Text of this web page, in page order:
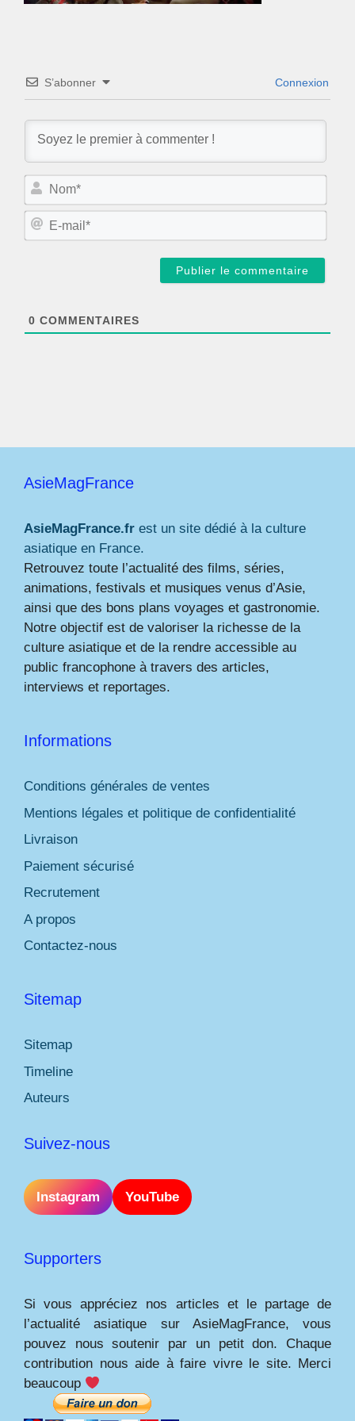
S’abonner Connexion
N
m
E
0 COMMENTAIRES
AsieMagFrance
AsieMagFrance.fr est un site dédié à la culture
asiatique en France.
Retrouvez toute l’actualité des films, séries,
animations, festivals et musiques venus d’Asie,
ainsi que des bons plans voyages et gastronomie.
Notre objectif est de valoriser la richesse de la
culture asiatique et de la rendre accessible au
public francophone à travers des articles,
interviews et reportages.
Informations
Conditions générales de ventes
Mentions légales et politique de confidentialité
Livraison
Paiement sécurisé
Recrutement
A propos
Contactez-nous
Sitemap
Sitemap
Timeline
Auteurs
Suivez-nous
Instagram YouTube
Supporters
Si vous appréciez nos articles et le partage de
l’actualité asiatique sur AsieMagFrance, vous
pouvez nous soutenir par un petit don. Chaque
contribution nous aide à faire vivre le site. Merci
beaucoup